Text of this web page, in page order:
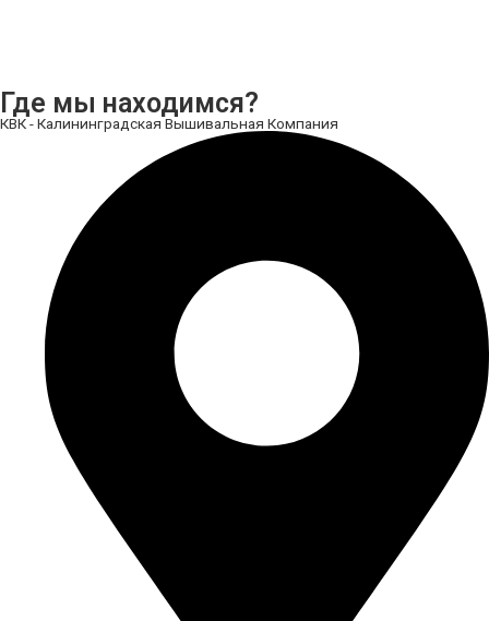
Где мы находимся?
КВК - Калининградская Вышивальная Компания